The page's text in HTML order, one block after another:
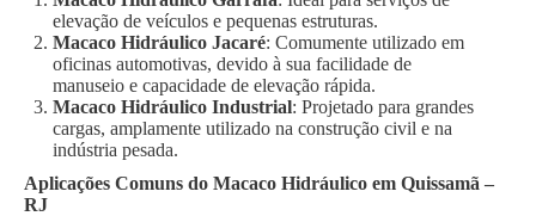
elevação de veículos e pequenas estruturas.
Macaco Hidráulico Jacaré: Comumente utilizado em
oficinas automotivas, devido à sua facilidade de
manuseio e capacidade de elevação rápida.
Macaco Hidráulico Industrial: Projetado para grandes
cargas, amplamente utilizado na construção civil e na
indústria pesada.
Aplicações Comuns do Macaco Hidráulico em Quissamã –
RJ